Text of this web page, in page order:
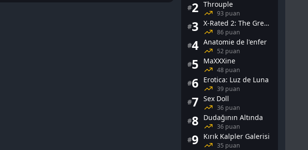
#2 Throuple
93 puan
#3 X-Rated 2: The Greatest Adult Stars of All-Time
86 puan
#4 Anatomie de l'enfer
52 puan
#5 MaXXXine
48 puan
#6 Erotica: Luz de Luna
39 puan
#7 Sex Doll
36 puan
#8 Dudağının Altında
36 puan
#9 Kırık Kalpler Galerisi
35 puan